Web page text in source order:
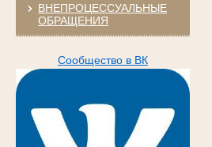
ВНЕПРОЦЕССУАЛЬНЫЕ
ОБРАЩЕНИЯ
Сообщество в ВК